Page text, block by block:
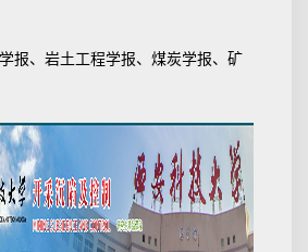
报、岩土工程学报、煤炭学报、矿